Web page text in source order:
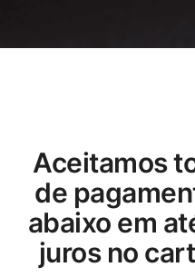
Aceitamos
de
abaixo em
juros no